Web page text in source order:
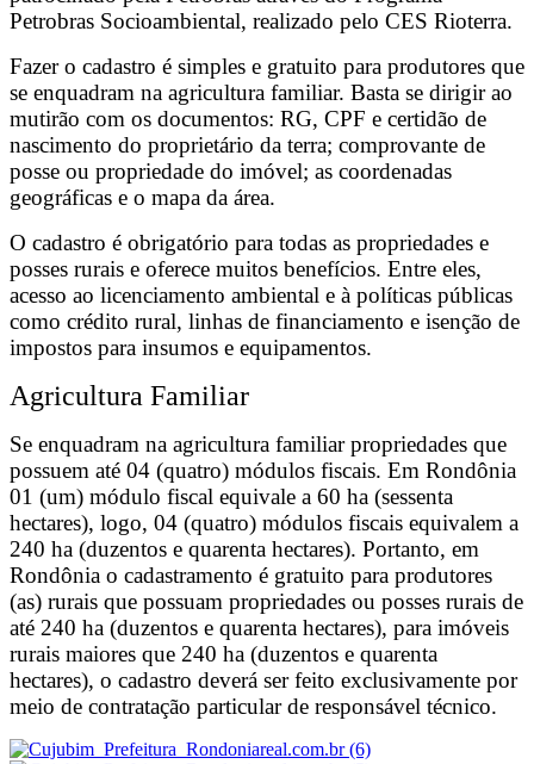
Petrobras Socioambiental, realizado pelo CES Rioterra.
Fazer o cadastro é simples e gratuito para produtores que
se enquadram na agricultura familiar. Basta se dirigir ao
mutirão com os documentos: RG, CPF e certidão de
nascimento do proprietário da terra; comprovante de
posse ou propriedade do imóvel; as coordenadas
geográficas e o mapa da área.
O cadastro é obrigatório para todas as propriedades e
posses rurais e oferece muitos benefícios. Entre eles,
acesso ao licenciamento ambiental e à políticas públicas
como crédito rural, linhas de financiamento e isenção de
impostos para insumos e equipamentos.
Agricultura Familiar
Se enquadram na agricultura familiar propriedades que
possuem até 04 (quatro) módulos fiscais. Em Rondônia
01 (um) módulo fiscal equivale a 60 ha (sessenta
hectares), logo, 04 (quatro) módulos fiscais equivalem a
240 ha (duzentos e quarenta hectares). Portanto, em
Rondônia o cadastramento é gratuito para produtores
(as) rurais que possuam propriedades ou posses rurais de
até 240 ha (duzentos e quarenta hectares), para imóveis
rurais maiores que 240 ha (duzentos e quarenta
hectares), o cadastro deverá ser feito exclusivamente por
meio de contratação particular de responsável técnico.